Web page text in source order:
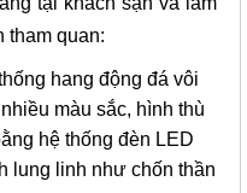
tham quan:
hang động đá vôi
màu sắc, hình thù
hệ thống đèn LED
lung linh như chốn thần